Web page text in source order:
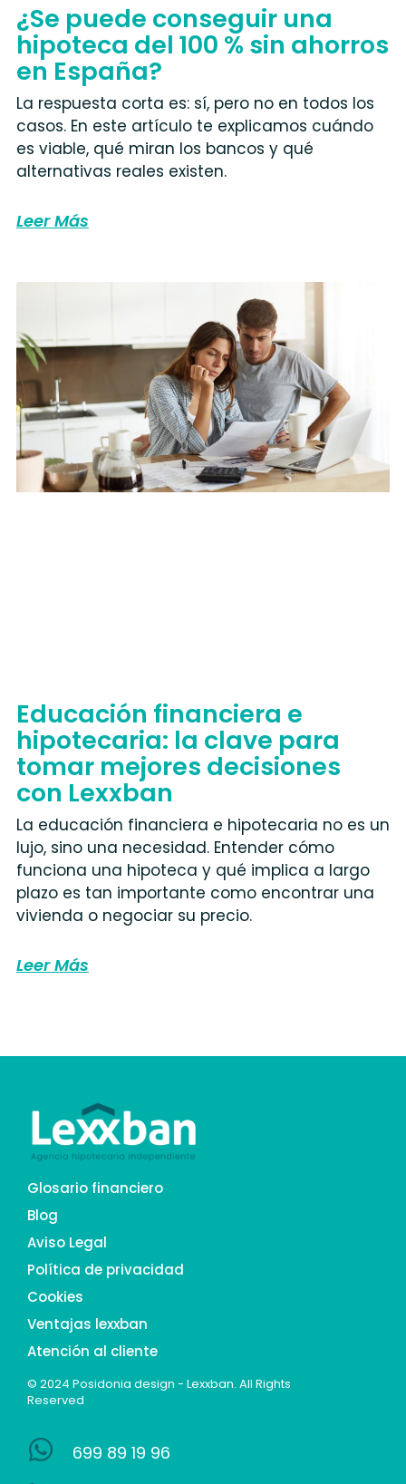
¿Se puede conseguir una
hipoteca del 100 % sin ahorros
en España?
La respuesta corta es: sí, pero no en todos los
casos. En este artículo te explicamos cuándo
es viable, qué miran los bancos y qué
alternativas reales existen.
Leer Más
Educación financiera e
hipotecaria: la clave para
tomar mejores decisiones
con Lexxban
La educación financiera e hipotecaria no es un
lujo, sino una necesidad. Entender cómo
funciona una hipoteca y qué implica a largo
plazo es tan importante como encontrar una
vivienda o negociar su precio.
Leer Más
Glosario financiero
Blog
Aviso Legal
Política de privacidad
Cookies
Ventajas lexxban
Atención al cliente
© 2024 Posidonia design - Lexxban. All Rights
Reserved
699 89 19 96